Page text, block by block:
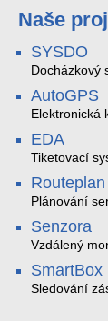
Naše
SYSDO
Docházkový
AutoGPS
Elektronická
EDA
Tiketovací
Routeplan
Plánování
Senzora
Vzdálený
SmartBox
Sledování